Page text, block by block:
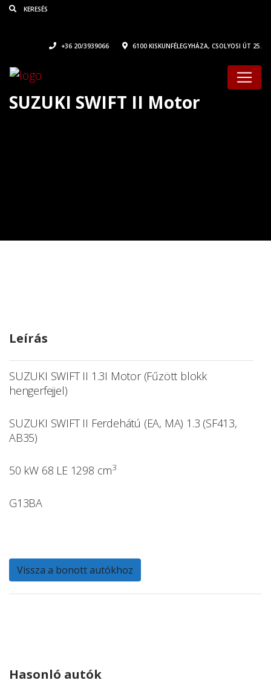
+36 20/3939066 6100 KISKUNFÉLEGYHÁZA, CSOLYOSI ÚT 25.
SUZUKI SWIFT II Motor
Leírás
SUZUKI SWIFT II 1.3I Motor (Fűzött blokk
hengerfejjel)
SUZUKI SWIFT II Ferdehátú (EA, MA) 1.3 (SF413,
AB35)
50 kW 68 LE 1298 cm3
G13BA
Vissza a bonott autókhoz
Hasonló autók